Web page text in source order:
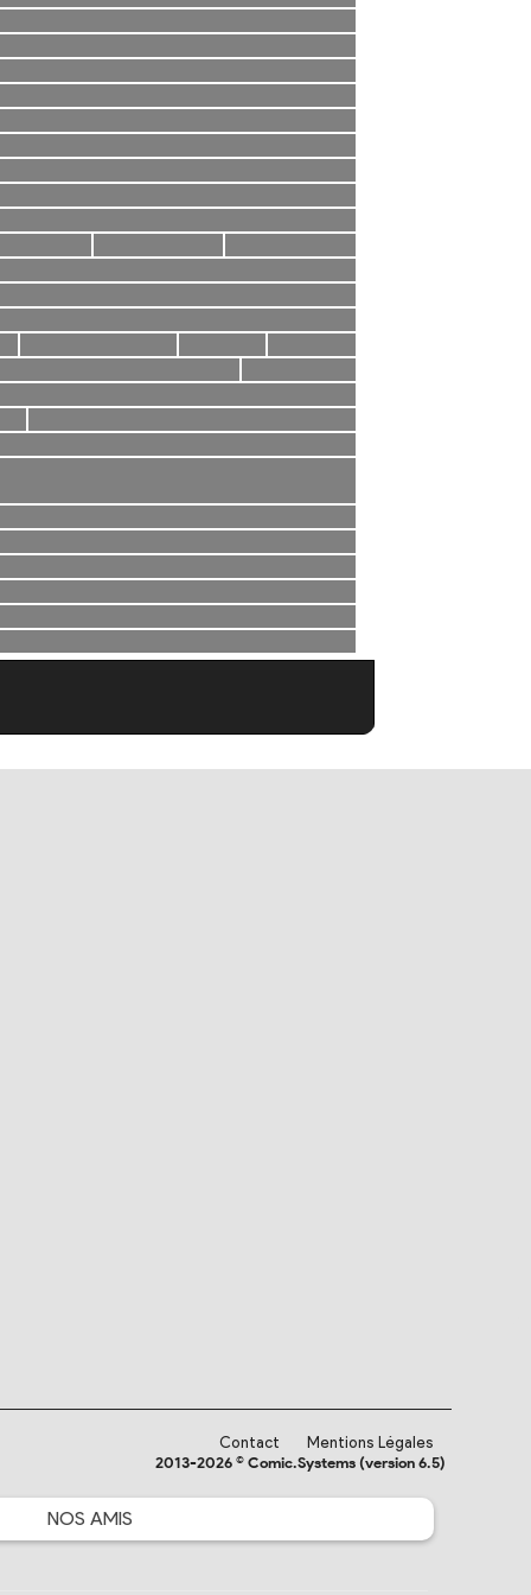
Contact
Mentions Légales
2013-2026 © Comic.Systems (version 6.5)
NOS AMIS